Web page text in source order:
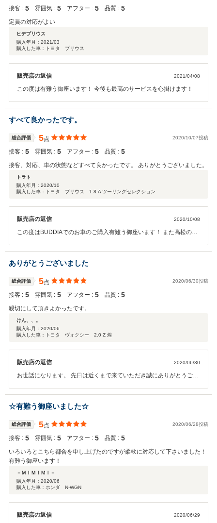
接客 : 5 雰囲気 : 5 アフター : 5 品質 : 5
定員の対応がよい
ヒデプリウス
購入年月： 2021/03
購入した車：トヨタ プリウス
販売店の返信 2021/04/08
この度は有難う御座います！ 今後も最高のサービスを心掛けます！
すべて良かったです。
総合評価 5点 2020/10/07投稿
接客 : 5 雰囲気 : 5 アフター : 5 品質 : 5
接客、対応、車の状態などすべて良かったです。 ありがとうございました。
トラト
購入年月： 2020/10
購入した車：トヨタ プリウス 1.8 A ツーリングセレクション
販売店の返信 2020/10/08
この度はBUDDIAでのお車のご購入有難う御座います！ また高松の方
いします！
ありがとうございました
総合評価 5点 2020/06/30投稿
接客 : 5 雰囲気 : 5 アフター : 5 品質 : 5
親切にして頂きよかったです。
けん、、。
購入年月： 2020/06
購入した車：トヨタ ヴォクシー 2.0 Z 煌
販売店の返信 2020/06/30
お世話になります。 先日は近くまで来ていただき誠にありがとうござ
後ともよろしくお願い致します。
☆有難う御座いました☆
総合評価 5点 2020/06/28投稿
接客 : 5 雰囲気 : 5 アフター : 5 品質 : 5
いろいろとこちら都合を申し上げたのですが柔軟に対応して下さいました！
有難う御座います！
－ＭＩＭＩＭＩ－
購入年月： 2020/06
購入した車：ホンダ N-WGN
販売店の返信 2020/06/29